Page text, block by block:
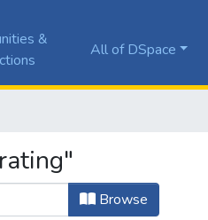
&
All of DSpace
Browse